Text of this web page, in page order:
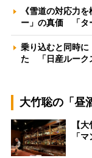
《雪道の対応力
ー」の真価 「タ
乗り込むと同時に
た 「日産ルーク
大竹聡の「昼
【
「